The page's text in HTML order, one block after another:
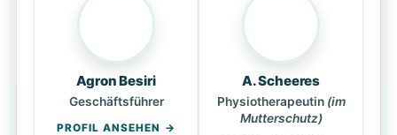
Agron Besiri
Geschäftsführer
PROFIL ANSEHEN
A. Scheeres
Physiotherapeutin (im
Mutterschutz)